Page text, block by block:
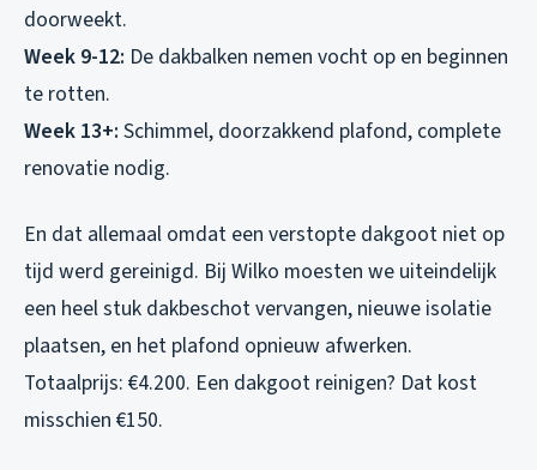
doorweekt.
Week 9-12: De dakbalken nemen vocht op en beginnen
te rotten.
Week 13+: Schimmel, doorzakkend plafond, complete
renovatie nodig.
En dat allemaal omdat een verstopte dakgoot niet op
tijd werd gereinigd. Bij Wilko moesten we uiteindelijk
een heel stuk dakbeschot vervangen, nieuwe isolatie
plaatsen, en het plafond opnieuw afwerken.
Totaalprijs: €4.200. Een dakgoot reinigen? Dat kost
misschien €150.